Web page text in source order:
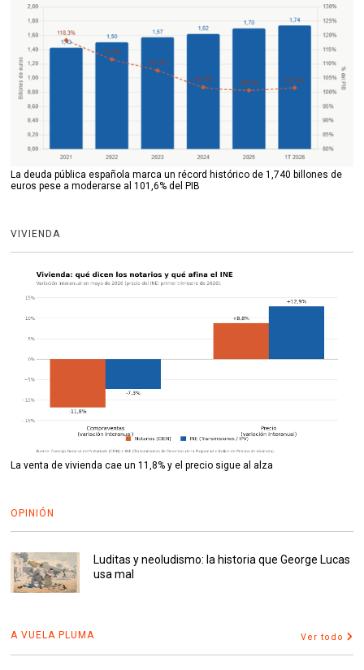
La deuda pública española marca un récord histórico de 1,740 billones de
euros pese a moderarse al 101,6% del PIB
VIVIENDA
La venta de vivienda cae un 11,8% y el precio sigue al alza
OPINIÓN
Luditas y neoludismo: la historia que George Lucas
usa mal
A VUELA PLUMA Ver todo